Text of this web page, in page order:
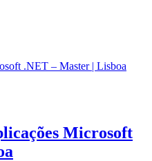
.NET – Master | Lisboa
Microsoft